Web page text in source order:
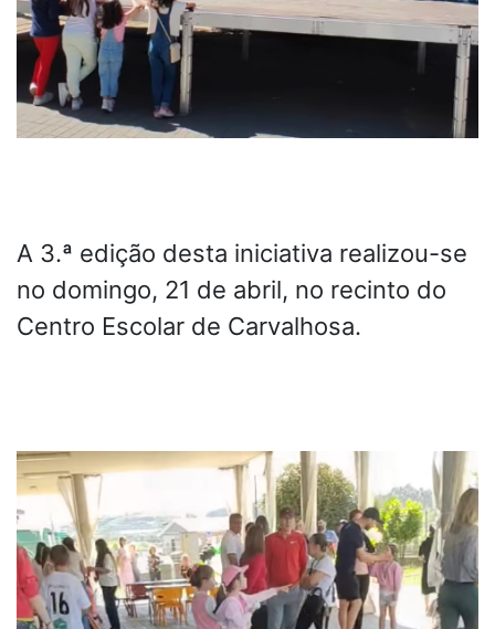
A 3.ª edição desta iniciativa realizou-se
no domingo, 21 de abril, no recinto do
Centro Escolar de Carvalhosa.